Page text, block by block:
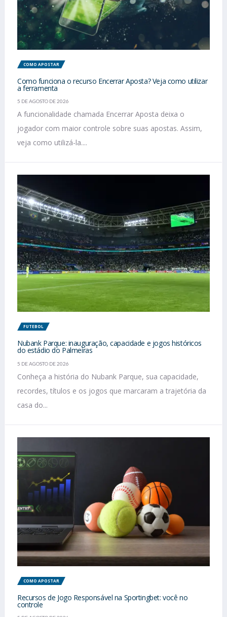
COMO APOSTAR
Como funciona o recurso Encerrar Aposta? Veja como utilizar
a ferramenta
5 DE AGOSTO DE 2026
A funcionalidade chamada Encerrar Aposta deixa o
jogador com maior controle sobre suas apostas. Assim,
veja como utilizá-la....
FUTEBOL
Nubank Parque: inauguração, capacidade e jogos históricos
do estádio do Palmeiras
5 DE AGOSTO DE 2026
Conheça a história do Nubank Parque, sua capacidade,
recordes, títulos e os jogos que marcaram a trajetória da
casa do...
COMO APOSTAR
Recursos de Jogo Responsável na Sportingbet: você no
controle